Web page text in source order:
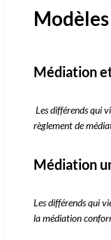
Médiation
Les différends qui
règlement de
Médiation
Les différends qui
la médiation